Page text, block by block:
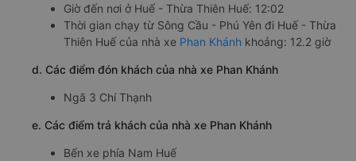
Giờ đến nơi ở Huế - Thừa Thiên Huế: 12:02
Thời gian chạy từ Sông Cầu - Phú Yên đi Huế - Thừa
Thiên Huế của nhà xe Phan Khánh khoảng: 12.2 giờ
d. Các điểm đón khách của nhà xe Phan Khánh
Ngã 3 Chí Thạnh
e. Các điểm trả khách của nhà xe Phan Khánh
Bến xe phía Nam Huế